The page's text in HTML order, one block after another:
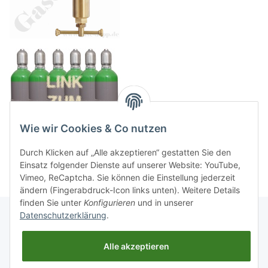
Wie wir Cookies & Co nutzen
Durch Klicken auf „Alle akzeptieren“ gestatten Sie den
Einsatz folgender Dienste auf unserer Website: YouTube,
Vimeo, ReCaptcha. Sie können die Einstellung jederzeit
ändern (Fingerabdruck-Icon links unten). Weitere Details
finden Sie unter Konfigurieren und in unserer
Datenschutzerklärung.
Alle akzeptieren